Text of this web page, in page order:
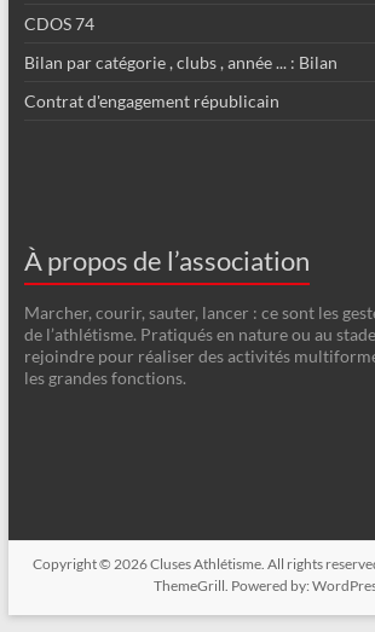
CDOS 74
Bilan par catégorie , clubs , année ... : Bilan
Contrat d'engagement républicain
À propos de l’association
Marcher, courir, sauter, lancer : ce sont les
de l’athlétisme. Pratiqués en nature ou au
rejoindre pour réaliser des activités
les grandes fonctions.
Copyright © 2026Cluses Athlétisme. All rights
ThemeGrill. Powered by: